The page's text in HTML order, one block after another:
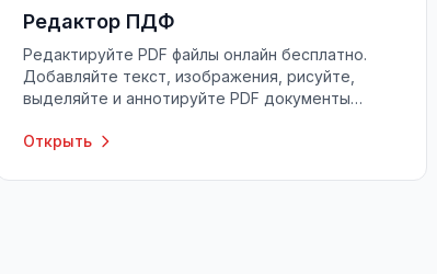
Редактор ПДФ
Редактируйте PDF файлы онлайн бесплатно.
Добавляйте текст, изображения, рисуйте,
выделяйте и аннотируйте PDF документы
Открыть